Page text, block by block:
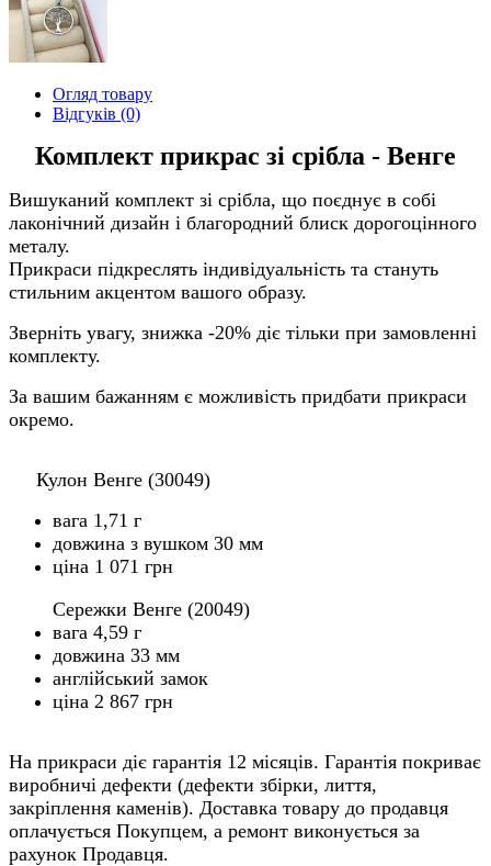
Огляд товару
Відгуків (0)
Комплект прикрас зі срібла - Венге
Вишуканий комплект зі срібла, що поєднує в собі
лаконічний дизайн і благородний блиск дорогоцінного
металу.
Прикраси підкреслять індивідуальність та стануть
стильним акцентом вашого образу.
Зверніть увагу, знижка -20% діє тільки при замовленні
комплекту.
За вашим бажанням є можливість придбати прикраси
окремо.
Кулон Венге (30049)
вага 1,71 г
довжина з вушком 30 мм
ціна 1 071 грн
Сережки Венге (20049)
вага 4,59 г
довжина 33 мм
англійський замок
ціна 2 867 грн
На прикраси діє гарантія 12 місяців. Гарантія покриває
виробничі дефекти (дефекти збірки, лиття,
закріплення каменів). Доставка товару до продавця
оплачується Покупцем, а ремонт виконується за
рахунок Продавця.